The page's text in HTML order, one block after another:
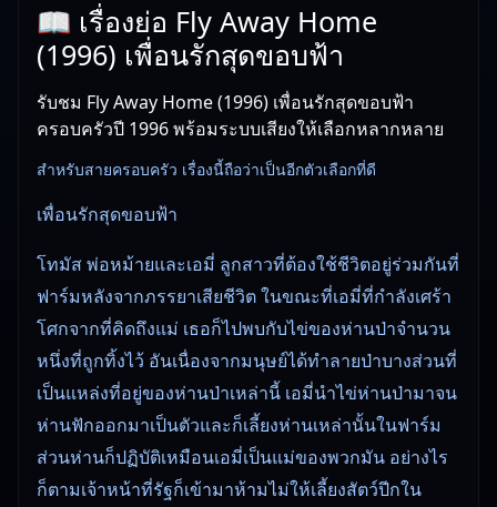
📖 เรื่องย่อ Fly Away Home
(1996) เพื่อนรักสุดขอบฟ้า
รับชม Fly Away Home (1996) เพื่อนรักสุดขอบฟ้า
ครอบครัวปี 1996 พร้อมระบบเสียงให้เลือกหลากหลาย
สำหรับสายครอบครัว เรื่องนี้ถือว่าเป็นอีกตัวเลือกที่ดี
เพื่อนรักสุดขอบฟ้า
โทมัส พ่อหม้ายและเอมี่ ลูกสาวที่ต้องใช้ชีวิตอยู่ร่วมกันที่
ฟาร์มหลังจากภรรยาเสียชีวิต ในขณะที่เอมี่ที่กำลังเศร้า
โศกจากที่คิดถึงแม่ เธอก็ไปพบกับไข่ของห่านป่าจำนวน
หนึ่งที่ถูกทิ้งไว้ อันเนื่องจากมนุษย์ได้ทำลายป่าบางส่วนที่
เป็นแหล่งที่อยู่ของห่านป่าเหล่านี้ เอมี่นำไข่ห่านป่ามาจน
ห่านฟักออกมาเป็นตัวและก็เลี้ยงห่านเหล่านั้นในฟาร์ม
ส่วนห่านก็ปฏิบัติเหมือนเอมี่เป็นแม่ของพวกมัน อย่างไร
ก็ตามเจ้าหน้าที่รัฐก็เข้ามาห้ามไม่ให้เลี้ยงสัตว์ปีกใน